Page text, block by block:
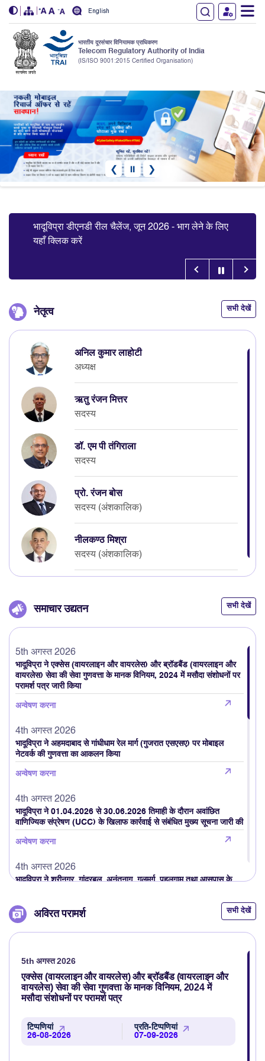
English
भारतीय दूरसंचार विनियामक प्राधिकरण
Telecom Regulatory Authority of India
(IS/ISO 9001:2015 Certified Organisation)
❮ ⏸ ❯
भादूविप्रा डीएनडी रील चैलेंज, जून 2026 - भाग लेने के लिए
यहाँ क्लिक करें
नेतृत्व सभी देखें
अनिल कुमार लाहोटी
अध्यक्ष
ऋतु रंजन मित्तर
सदस्य
डॉ. एम पी तंगिराला
सदस्य
प्रो. रंजन बोस
सदस्य (अंशकालिक)
नीलकण्ठ मिश्रा
सदस्य (अंशकालिक)
समाचार उद्यतन सभी देखें
5th अगस्त 2026
भादूविप्रा ने एक्सेस (वायरलाइन और वायरलेस) और ब्रॉडबैंड (वायरलाइन और
वायरलेस) सेवा की सेवा गुणवत्ता के मानक विनियम, 2024 में मसौदा संशोधनों पर
परामर्श पत्र जारी किया
अन्वेषण करना
4th अगस्त 2026
भादूविप्रा ने अहमदाबाद से गांधीधाम रेल मार्ग (गुजरात एसएसए) पर मोबाइल
नेटवर्क की गुणवत्ता का आकलन किया
अन्वेषण करना
4th अगस्त 2026
भादूविप्रा ने 01.04.2026 से 30.06.2026 तिमाही के दौरान अवांछित
वाणिज्यिक संप्रेषण (UCC) के खिलाफ कार्रवाई से संबंधित मुख्य सूचना जारी की
अन्वेषण करना
4th अगस्त 2026
भादूविप्रा ने श्रीनगर, गांदरबल, अनंतनाग, गुलमर्ग, पहलगाम तथा आसपास के
अन्वेषण करना
भादूविप्रा ने उपभोक्ताओं की प्रतिक्रिया (फीडबैक) के आधार पर वॉयस कॉल की
संस्करण लॉन्च किया
अन्वेषण करना
3rd अगस्त 2026
भादूविप्रा ने हरिद्वार, ऋषिकेश और आस-पास के इलाकों में मोबाइल नेटवर्क की
अविरत परामर्श सभी देखें
5th अगस्त 2026
एक्सेस (वायरलाइन और वायरलेस) और ब्रॉडबैंड (वायरलाइन और
वायरलेस) सेवा की सेवा गुणवत्ता के मानक विनियम, 2024 में
मसौदा संशोधनों पर परामर्श पत्र
टिप्पणियां
26-08-2026
प्रति-टिप्पणियां
07-09-2026